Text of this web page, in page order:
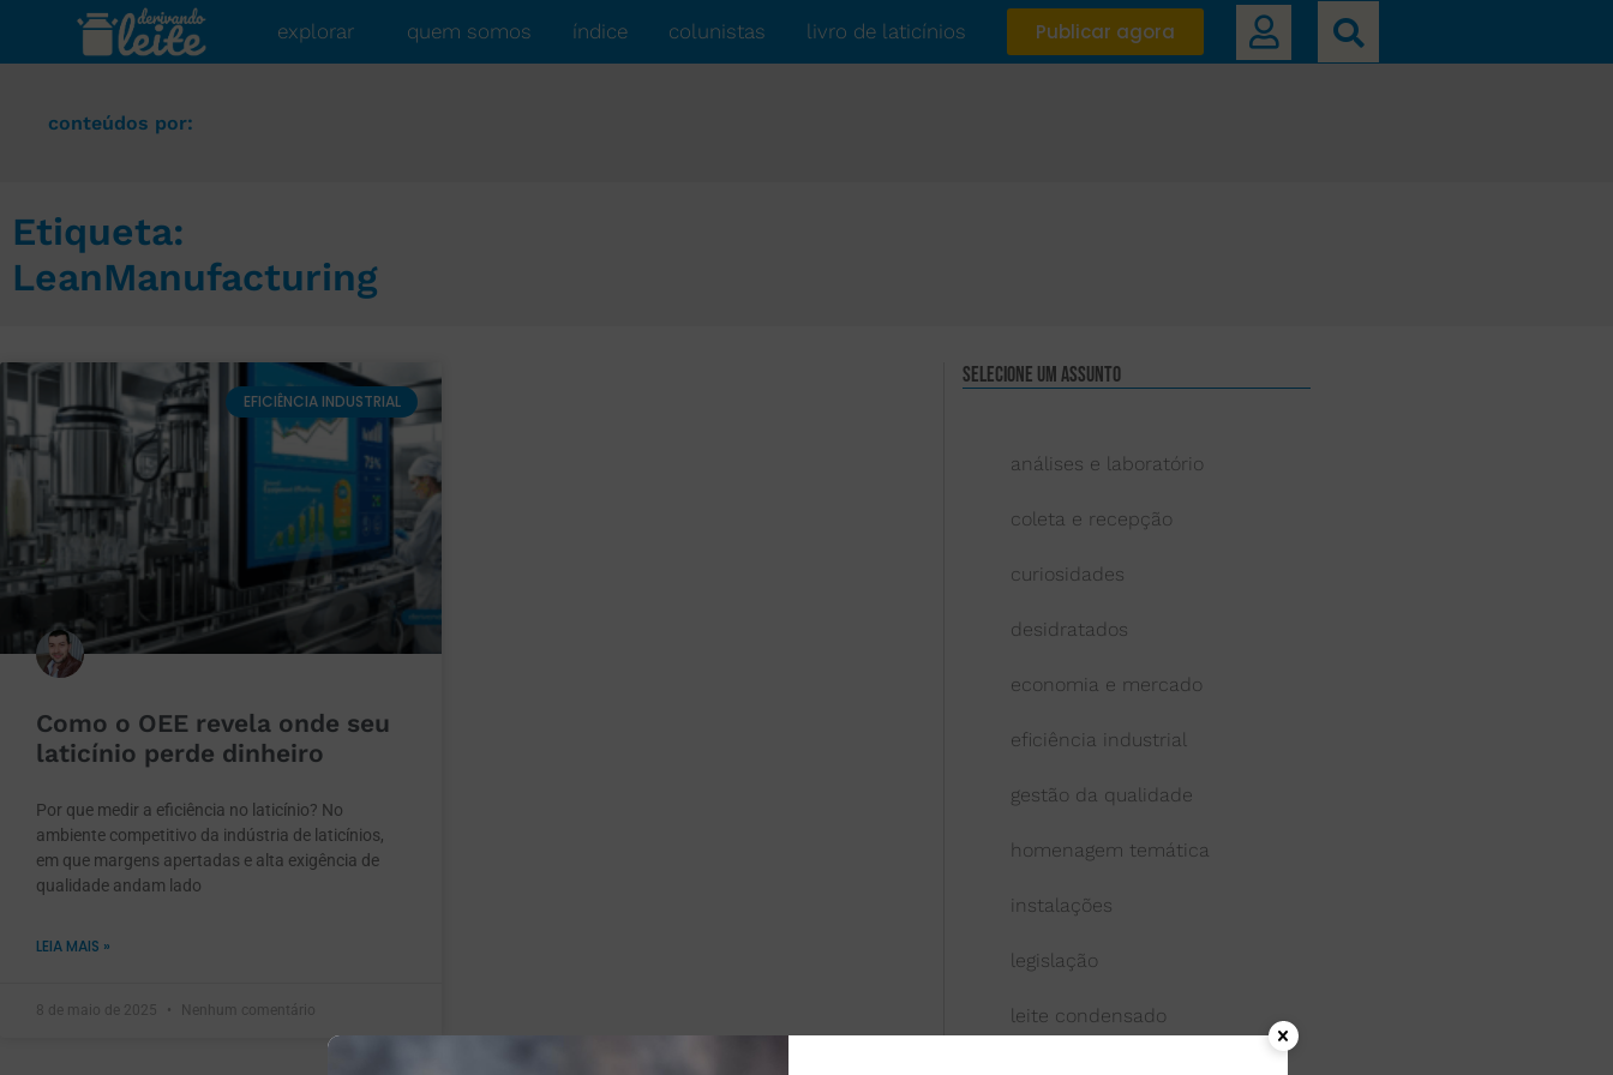
explorar quem somos índice colunistas livro de laticínios Publicar agora
conteúdos por:
Etiqueta:
LeanManufacturing
EFICIÊNCIA INDUSTRIAL
Como o OEE revela onde seu
laticínio perde dinheiro
Por que medir a eficiência no laticínio? No
ambiente competitivo da indústria de laticínios,
em que margens apertadas e alta exigência de
qualidade andam lado
LEIA MAIS »
8 de maio de 2025 Nenhum comentário
Selecione um assunto
análises e laboratório
coleta e recepção
curiosidades
desidratados
economia e mercado
eficiência industrial
gestão da qualidade
homenagem temática
instalações
legislação
leite condensado